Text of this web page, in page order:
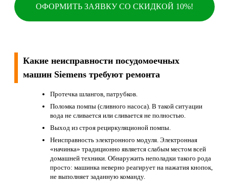
ОФОРМИТЬ ЗАЯВКУ СО СКИДКОЙ 10%!
Какие неисправности посудомоечных
машин Siemens требуют ремонта
Протечка шлангов, патрубков.
Поломка помпы (сливного насоса). В такой ситуации
вода не сливается или сливается не полностью.
Выход из строя рециркуляционой помпы.
Неисправность электронного модуля. Электронная
«начинка» традиционно является слабым местом всей
домашней техники. Обнаружить неполадки такого рода
просто: машинка неверно реагирует на нажатия кнопок,
не выполняет заданную команду.